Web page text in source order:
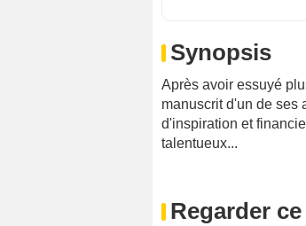
Synopsis
Après avoir essuyé
manuscrit d'un de ses
d'inspiration et
talentueux...
Regarder